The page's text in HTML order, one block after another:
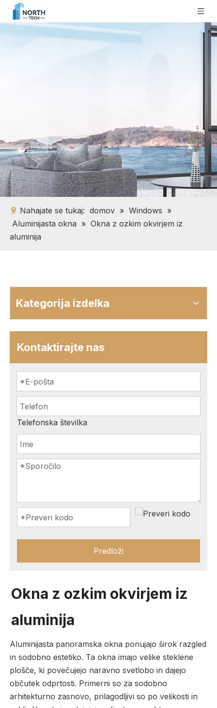
Nahajate se tukaj: domov » Windows »
Aluminijasta okna » Okna z ozkim okvirjem iz
aluminija
Kategorija izdelka
Kontaktirajte nas
Telefonska številka
Predloži
Okna z ozkim okvirjem iz
aluminija
Aluminijasta panoramska okna ponujajo širok razgled
in sodobno estetiko. Ta okna imajo velike steklene
plošče, ki povečujejo naravno svetlobo in dajejo
občutek odprtosti. Primerni so za sodobno
arhitekturno zasnovo, prilagodljivi so po velikosti in